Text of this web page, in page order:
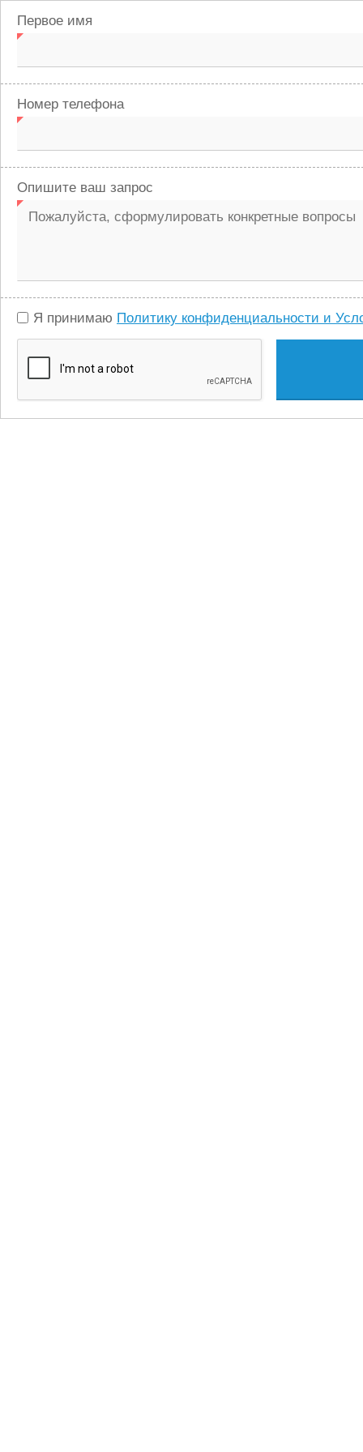
Первое имя
Номер телефона
Опишите ваш запрос
Я принимаю Политику конфиденциальности и